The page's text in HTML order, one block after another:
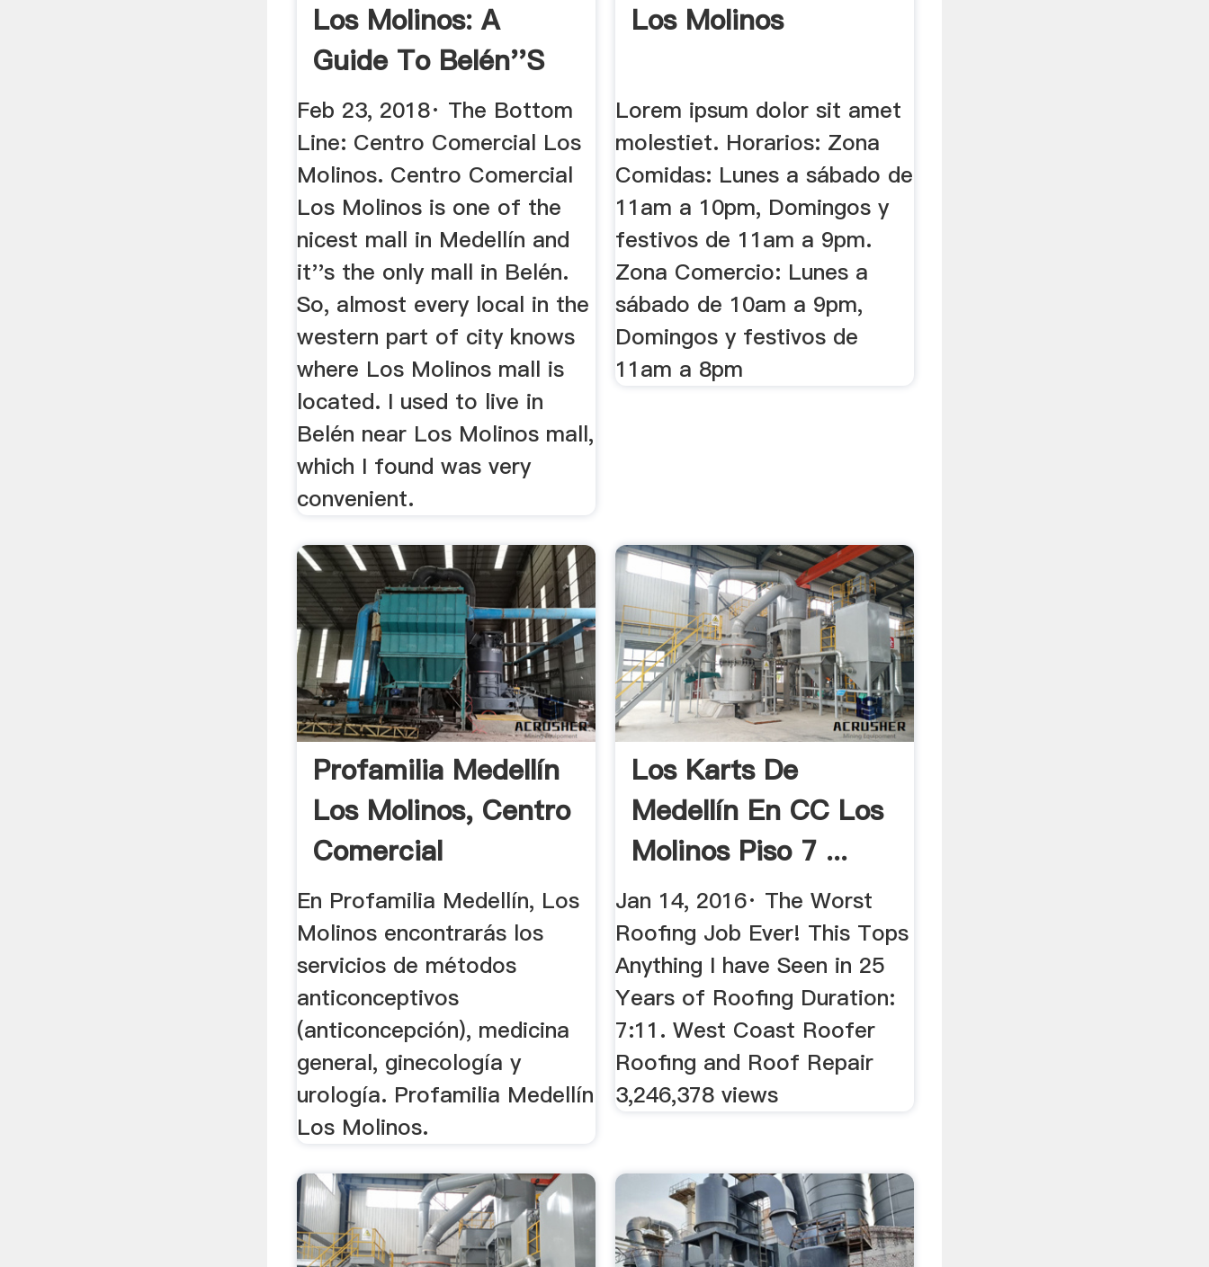
Los Molinos: A
Guide To Belén''s
Only Mall
Feb 23, 2018· The Bottom
Line: Centro Comercial Los
Molinos. Centro Comercial
Los Molinos is one of the
nicest mall in Medellín and
it''s the only mall in Belén.
So, almost every local in the
western part of city knows
where Los Molinos mall is
located. I used to live in
Belén near Los Molinos mall,
which I found was very
convenient.
Los Molinos
Lorem ipsum dolor sit amet
molestiet. Horarios: Zona
Comidas: Lunes a sábado de
11am a 10pm, Domingos y
festivos de 11am a 9pm.
Zona Comercio: Lunes a
sábado de 10am a 9pm,
Domingos y festivos de
11am a 8pm
Profamilia Medellín
Los Molinos, Centro
Comercial
En Profamilia Medellín, Los
Molinos encontrarás los
servicios de métodos
anticonceptivos
(anticoncepción), medicina
general, ginecología y
urología. Profamilia Medellín
Los Molinos.
Los Karts De
Medellín En CC Los
Molinos Piso 7 ...
YouTube
Jan 14, 2016· The Worst
Roofing Job Ever! This Tops
Anything I have Seen in 25
Years of Roofing Duration:
7:11. West Coast Roofer
Roofing and Roof Repair
3,246,378 views